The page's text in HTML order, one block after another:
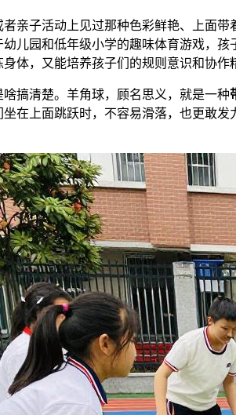
亲子活动上见过那种色彩鲜艳、上面
儿园和低年级小学的趣味体育游戏，孩
体，又能培养孩子们的规则意识和协作
搞清楚。羊角球，顾名思义，就是一种
在上面跳跃时，不容易滑落，也更敢